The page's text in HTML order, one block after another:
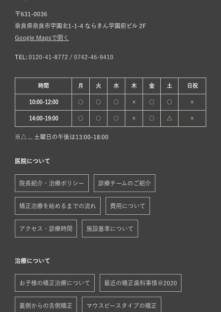
〒631-0036
奈良県奈良市学園北1-1-4 ならきん学園前ビル 2F
Google Mapsで開く
TEL: 0120-41-8772 / 0742-46-9410
時間 月 火 水 木 金 土 日 祝
10:00-12:00 ○ ○ ○ × ○ ○ ×
14:00-19:00 ○ ○ ○ × ○ △ ×
※△ ... 土曜日の午後は13:00-18:00
医院について
院長紹介・治療ポリシー 診療チームのご紹介
矯正治療を始めるまでの流れ 費用について
アクセス・診療時間 施設基準について
治療について
お子様の矯正治療について 最近の矯正歯科事情＠2020
裏側からの舌側矯正 マウスピースタイプの矯正